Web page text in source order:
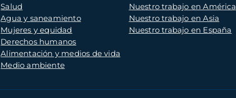
Salud
Agua y saneamiento
Mujeres y equidad
Derechos humanos
Alimentación y medios de vida
Medio ambiente
Nuestro trabajo en América
Nuestro trabajo en Asia
Nuestro trabajo en España